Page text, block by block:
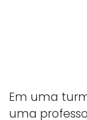
Em uma
uma